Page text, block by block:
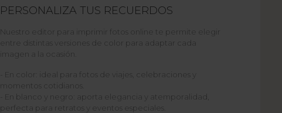
PERSONALIZA TUS RECUERDOS
Nuestro editor para imprimir fotos online te permite elegir
entre distintas versiones de color para adaptar cada
imagen a la ocasión.
- En color: ideal para fotos de viajes, celebraciones y
momentos cotidianos.
- En blanco y negro: aporta elegancia y atemporalidad,
perfecta para retratos y eventos especiales.